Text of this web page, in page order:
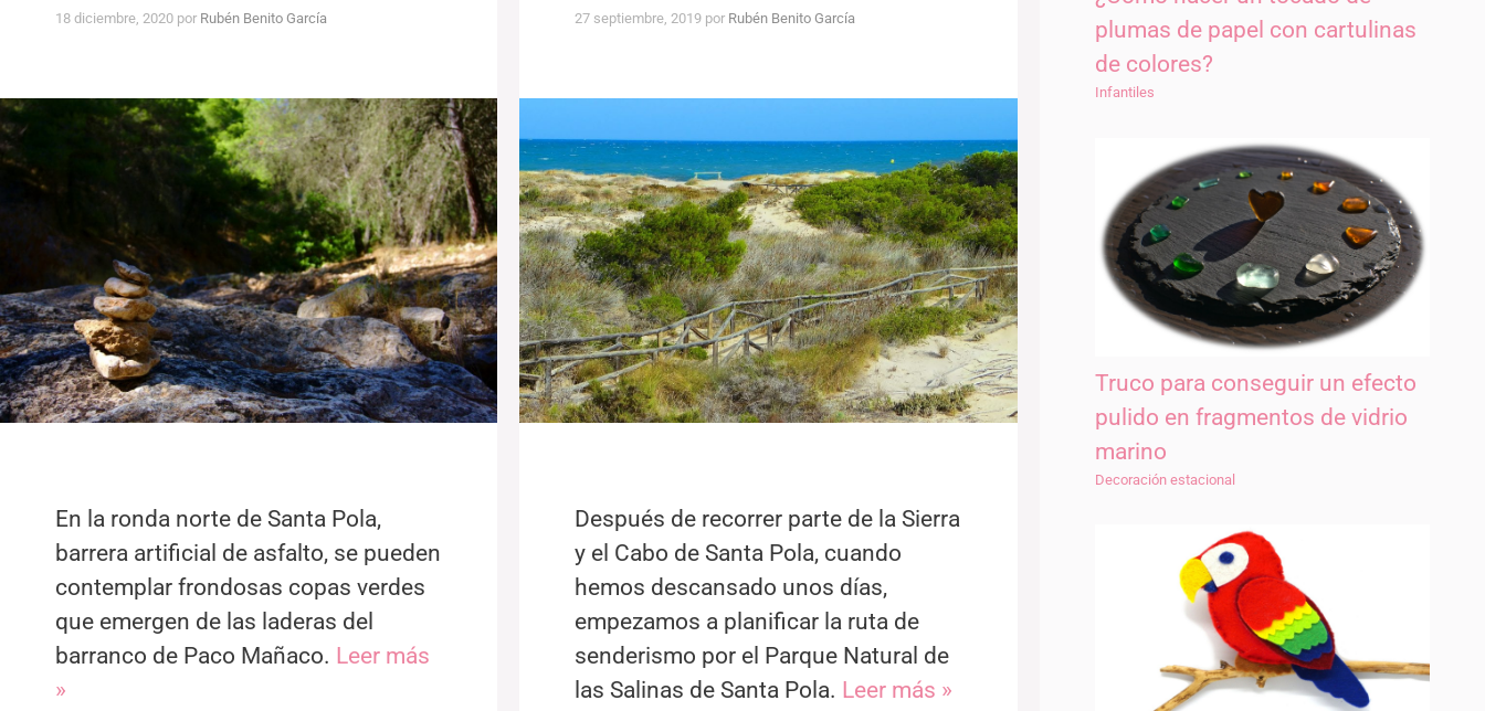
18 diciembre, 2020 por Rubén Benito García
En la ronda norte de Santa Pola,
barrera artificial de asfalto, se pueden
contemplar frondosas copas verdes
que emergen de las laderas del
barranco de Paco Mañaco. Leer más
»
27 septiembre, 2019 por Rubén Benito García
Después de recorrer parte de la Sierra
y el Cabo de Santa Pola, cuando
hemos descansado unos días,
empezamos a planificar la ruta de
senderismo por el Parque Natural de
las Salinas de Santa Pola. Leer más »
plumas de papel con cartulinas
de colores?
Infantiles
Truco para conseguir un efecto
pulido en fragmentos de vidrio
marino
Decoración estacional